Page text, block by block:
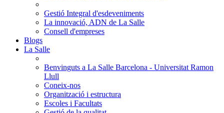
Gestió Integral d'esdeveniments
La innovació, ADN de La Salle
Consell d'empreses
Blogs
La Salle
Benvinguts a La Salle Barcelona - Universitat Ramon
Llull
Coneix-nos
Organització i estructura
Escoles i Facultats